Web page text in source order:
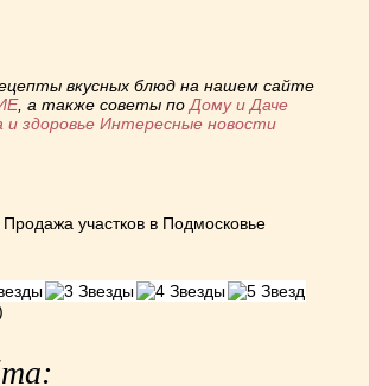
вкусных блюд на нашем сайте
, а также советы по Дому и Даче
и здоровье Интересные новости
Продажа участков в Подмосковье